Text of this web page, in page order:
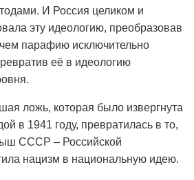
И Россия целиком и
эту идеологию, преобразовав
парафию исключительно
её в идеологию
ложь, которая было извергнута
в 1941 году, превратилась в то,
СССР – Российской
нацизм в национальную идею.